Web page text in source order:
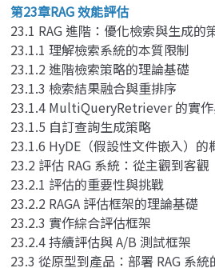
第23章RAG 效能評估
23.1 RAG 進階：優化檢索與生成的
23.1.1 理解檢索系統的本質限制
23.1.2 進階檢索策略的理論基礎
23.1.3 檢索結果融合與重排序
23.1.4 MultiQueryRetriever 的實
23.1.5 自訂查詢生成策略
23.1.6 HyDE（假設性文件嵌入）的
23.2 評估 RAG 系統：從主觀到客觀
23.2.1 評估的重要性與挑戰
23.2.2 RAGA 評估框架的理論基礎
23.2.3 實作綜合評估框架
23.2.4 持續評估與 A/B 測試框架
23.3 從原型到產品：部署 RAG 系統